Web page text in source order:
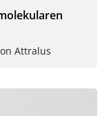
Attralus